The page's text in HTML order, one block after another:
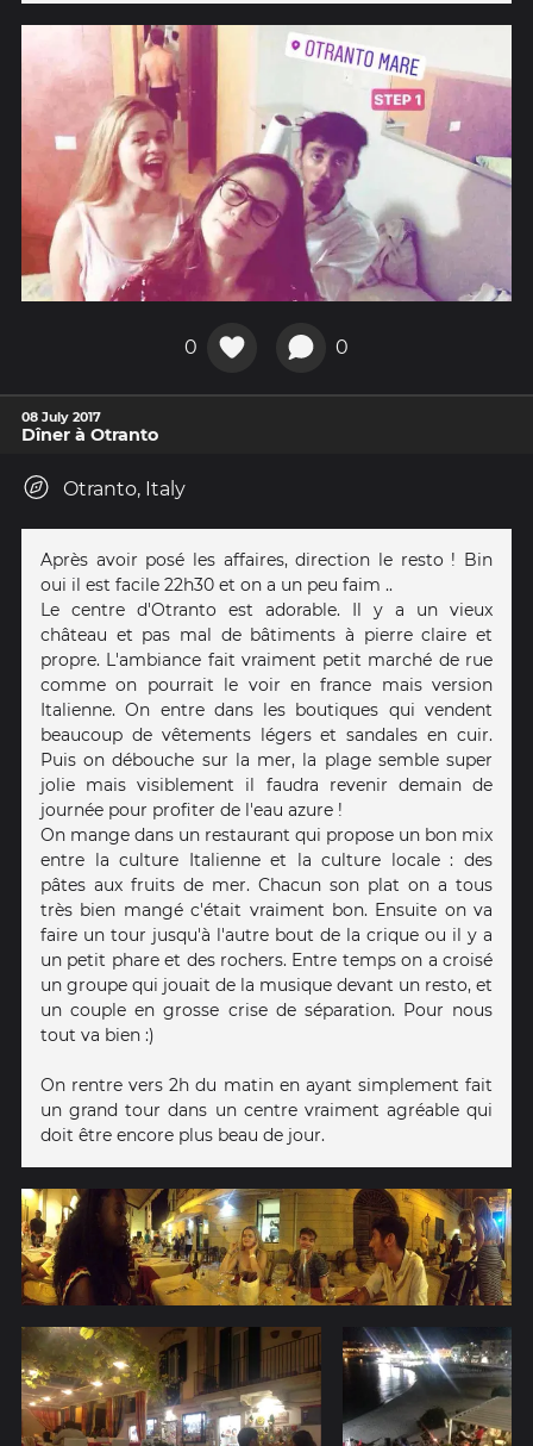
0 0
08 July 2017
Dîner à Otranto
Otranto, Italy
Après avoir posé les affaires, direction le resto ! Bin
oui il est facile 22h30 et on a un peu faim ..
Le centre d'Otranto est adorable. Il y a un vieux
château et pas mal de bâtiments à pierre claire et
propre. L'ambiance fait vraiment petit marché de rue
comme on pourrait le voir en france mais version
Italienne. On entre dans les boutiques qui vendent
beaucoup de vêtements légers et sandales en cuir.
Puis on débouche sur la mer, la plage semble super
jolie mais visiblement il faudra revenir demain de
journée pour profiter de l'eau azure !
On mange dans un restaurant qui propose un bon mix
entre la culture Italienne et la culture locale : des
pâtes aux fruits de mer. Chacun son plat on a tous
très bien mangé c'était vraiment bon. Ensuite on va
faire un tour jusqu'à l'autre bout de la crique ou il y a
un petit phare et des rochers. Entre temps on a croisé
un groupe qui jouait de la musique devant un resto, et
un couple en grosse crise de séparation. Pour nous
tout va bien :)
On rentre vers 2h du matin en ayant simplement fait
un grand tour dans un centre vraiment agréable qui
doit être encore plus beau de jour.